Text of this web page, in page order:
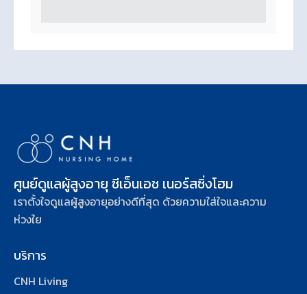
ศูนย์ดูแลผู้สูงอายุ ซีเอ็นเอช เนอร์สซิ่งโฮม
เราตั้งใจดูแลผู้สูงอายุอย่างดีที่สุด ด้วยความใส่ใจและความ
ห่วงใย
บริการ
CNH Living